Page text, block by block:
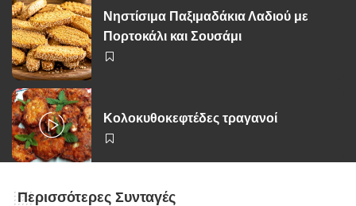
by
Νηστίσιμα Παξιμαδάκια Λαδιού με
Πορτοκάλι και Σουσάμι
Κολοκυθοκεφτέδες τραγανοί
Περισσότερες Συνταγές